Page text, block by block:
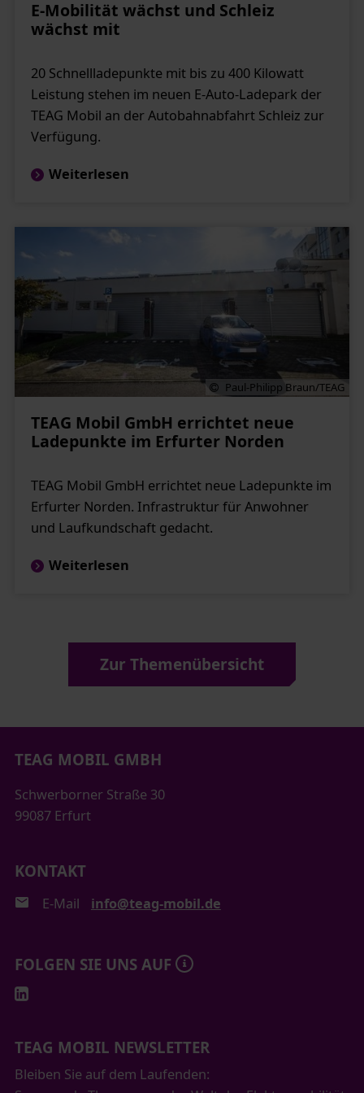
E-Mobilität wächst und Schleiz
wächst mit
20 Schnellladepunkte mit bis zu 400 Kilowatt
Leistung stehen im neuen E-Auto-Ladepark der
TEAG Mobil an der Autobahnabfahrt Schleiz zur
Verfügung.
Weiterlesen
Paul-Philipp Braun/TEAG
TEAG Mobil GmbH errichtet neue
Ladepunkte im Erfurter Norden
TEAG Mobil GmbH errichtet neue Ladepunkte im
Erfurter Norden. Infrastruktur für Anwohner
und Laufkundschaft gedacht.
Weiterlesen
Zur Themenübersicht
TEAG MOBIL GMBH
Schwerborner Straße 30
99087 Erfurt
KONTAKT
E-Mail info@teag-mobil.de
FOLGEN SIE UNS AUF
TEAG MOBIL NEWSLETTER
Bleiben Sie auf dem Laufenden: